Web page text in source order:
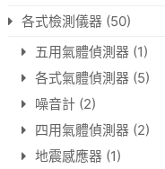
各式檢測儀器 (50)
五用氣體偵測器 (1)
各式氣體偵測器 (5)
噪音計 (2)
四用氣體偵測器 (2)
地震感應器 (1)